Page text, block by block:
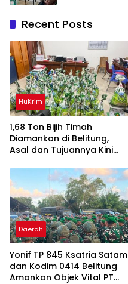
Recent Posts
HuKrim
1,68 Ton Bijih Timah
Diamankan di Belitung,
Asal dan Tujuannya Kini
Daerah
Yonif TP 845 Ksatria Satam
dan Kodim 0414 Belitung
Amankan Objek Vital PT